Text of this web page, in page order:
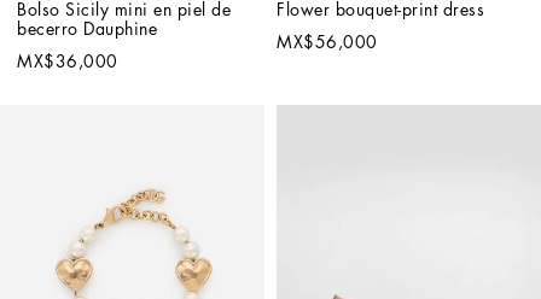
Bolso Sicily mini en piel de
becerro Dauphine
MX$36,000
Flower bouquet-print dress
MX$56,000